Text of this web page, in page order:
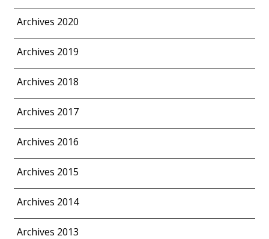
Archives 2020
Archives 2019
Archives 2018
Archives 2017
Archives 2016
Archives 2015
Archives 2014
Archives 2013